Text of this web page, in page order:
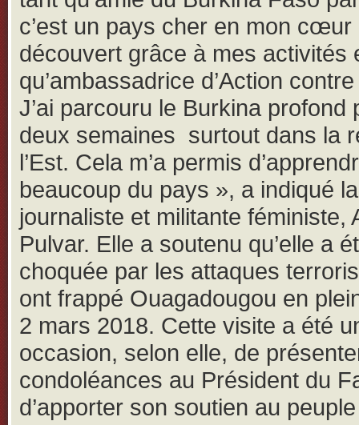
c’est un pays cher en mon cœur
découvert grâce à mes activités
qu’ambassadrice d’Action
J’ai parcouru le Burkina profond
deux semaines surtout dans la
l’Est. Cela m’a permis
beaucoup du pays », a indiqué la
journaliste et militante féministe,
Pulvar. Elle a soutenu qu’elle a
choquée par les attaques
ont frappé Ouagadougou en
2 mars 2018. Cette visite a été
occasion, selon elle, de
condoléances au Président du
d’apporter son soutien au peuple